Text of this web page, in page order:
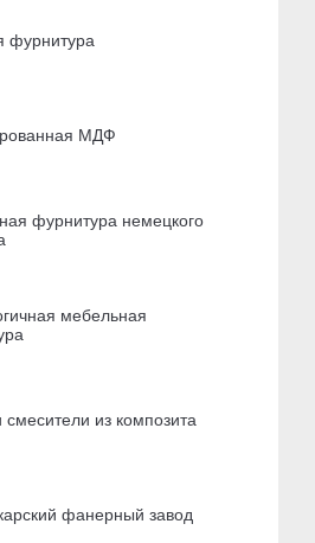
фурнитура
МДФ
фурнитура немецкого
мебельная
из композита
фанерный завод